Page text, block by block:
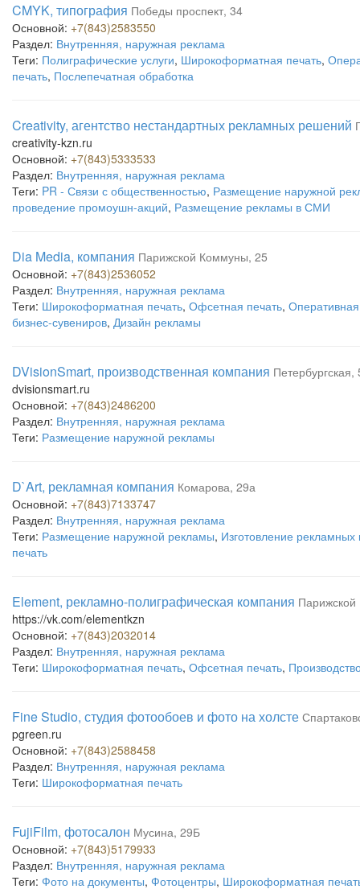
CMYK, типография Победы проспект, 34
Основной: +7(843)2583550
Раздел: Внутренняя, наружная реклама
Теги: Полиграфические услуги, Широкоформатная печать,
печать, Послепечатная обработка
Creativity, агентство нестандартных рекламных решений
creativity-kzn.ru
Основной: +7(843)5333533
Раздел: Внутренняя, наружная реклама
Теги: PR - Связи с общественностью, Размещение наружной
проведение промоушн-акций, Размещение рекламы в СМИ
Dia Media, компания Парижской Коммуны, 25
Основной: +7(843)2536052
Раздел: Внутренняя, наружная реклама
Теги: Широкоформатная печать, Офсетная печать,
бизнес-сувениров, Дизайн рекламы
DVisionSmart, производственная компания Петербургская,
dvisionsmart.ru
Основной: +7(843)2486200
Раздел: Внутренняя, наружная реклама
Теги: Размещение наружной рекламы
D`Art, рекламная компания Комарова, 29а
Основной: +7(843)7133747
Раздел: Внутренняя, наружная реклама
Теги: Размещение наружной рекламы, Изготовление рекламных
печать
Element, рекламно-полиграфическая компания
https://vk.com/elementkzn
Основной: +7(843)2032014
Раздел: Внутренняя, наружная реклама
Теги: Широкоформатная печать, Офсетная печать,
Fine Studio, студия фотообоев и фото на холсте
pgreen.ru
Основной: +7(843)2588458
Раздел: Внутренняя, наружная реклама
Теги: Широкоформатная печать
FujiFilm, фотосалон Мусина, 29Б
Основной: +7(843)5179933
Раздел: Внутренняя, наружная реклама
Теги: Фото на документы, Фотоцентры, Широкоформатная